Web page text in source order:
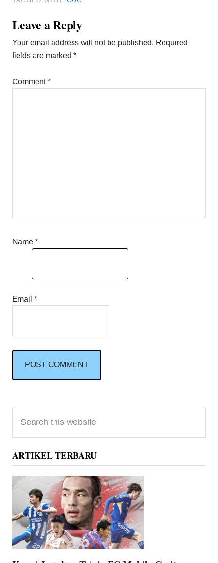
Reader
Interactions
Leave a Reply
Your email address will not be published. Required
fields are marked*
Comment*
Name*
Email*
Primary
Sidebar
this
website
ARTIKEL TERBARU